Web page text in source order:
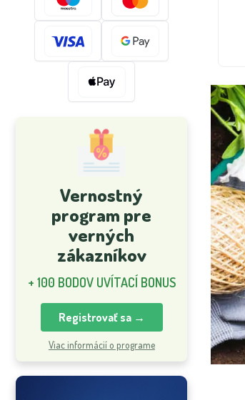
Vernostný
program pre
verných
zákazníkov
+ 100 BODOV UVÍTACÍ BONUS
Registrovať sa →
Viac informácií o programe